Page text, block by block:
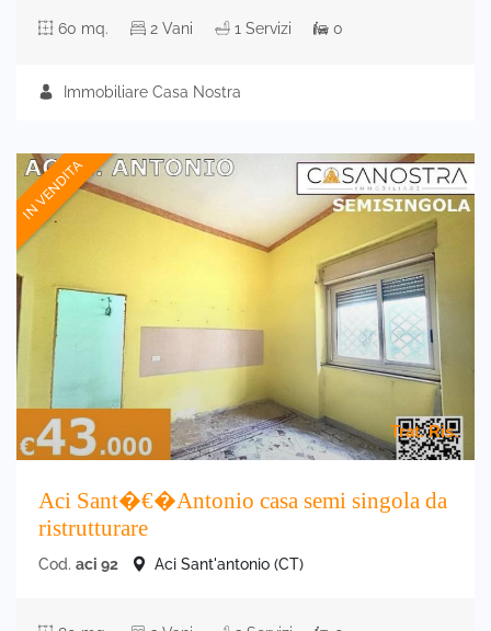
60 mq. 2 Vani 1 Servizi 0
Immobiliare Casa Nostra
IN VENDITA
Trat. Ris.
Aci Sant�€�Antonio casa semi singola da
ristrutturare
Cod. aci 92 Aci Sant'antonio (CT)